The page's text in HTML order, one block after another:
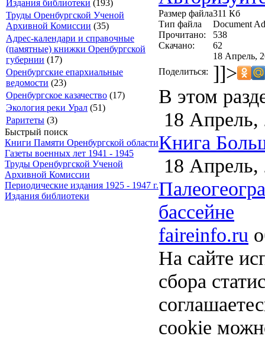
Издания библиотеки (193)
Труды Оренбургской Ученой
Архивной Комиссии (35)
Адрес-календари и справочные
(памятные) книжки Оренбургской
губернии (17)
Оренбургские епархиальные
ведомости (23)
Оренбургское казачество (17)
Экология реки Урал (51)
Раритеты (3)
Быстрый поиск
Книги Памяти Оренбургской области
Газеты военных лет 1941 - 1945
Труды Оренбургской Ученой
Архивной Комиссии
Периодические издания 1925 - 1947 г.
Издания библиотеки
Размер файла311 Кб
Тип файла
Document
Прочитано:
538
Скачано:
62
18 Апрель,
Поделиться: ]]>
В этом
18 Апрель,
Книга
18 Апрель,
бассейне
faireinfo.ru
На сайте
сбора
cookie